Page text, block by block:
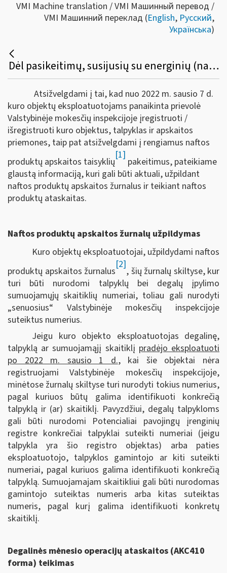
VMI Machine translation / VMI Машинный перевод /
VMI Машинний переклад (English, Русский,
Українська)
Dėl pasikeitimų, susijusių su energinių (naftos) produktų apskaita ir ataskaitų teikimu
Atsižvelgdami į tai, kad nuo 2022 m. sausio 7 d.
kuro objektų eksploatuotojams panaikinta prievolė
Valstybinėje mokesčių inspekcijoje įregistruoti /
išregistruoti kuro objektus, talpyklas ir apskaitos
priemones, taip pat atsižvelgdami į rengiamus naftos
produktų apskaitos taisyklių
[1]
pakeitimus, pateikiame
glaustą informaciją, kuri gali būti aktuali, užpildant
naftos produktų apskaitos žurnalus ir teikiant naftos
produktų ataskaitas.
Naftos produktų apskaitos žurnalų užpildymas
Kuro objektų eksploatuotojai, užpildydami naftos
produktų apskaitos žurnalus
[2]
, šių žurnalų skiltyse, kur
turi būti nurodomi talpyklų bei degalų įpylimo
sumuojamųjų skaitiklių numeriai, toliau gali nurodyti
„senuosius“ Valstybinėje mokesčių inspekcijoje
suteiktus numerius.
Jeigu kuro objekto eksploatuotojas degalinę,
talpyklą ar sumuojamąjį skaitiklį pradėjo eksploatuoti
po 2022 m. sausio 1 d., kai šie objektai nėra
registruojami Valstybinėje mokesčių inspekcijoje,
minėtose žurnalų skiltyse turi nurodyti tokius numerius,
pagal kuriuos būtų galima identifikuoti konkrečią
talpyklą ir (ar) skaitiklį. Pavyzdžiui, degalų talpykloms
gali būti nurodomi Potencialiai pavojingų įrenginių
registre konkrečiai talpyklai suteikti numeriai (jeigu
talpykla yra šio registro objektas) arba paties
eksploatuotojo, talpyklos gamintojo ar kiti suteikti
numeriai, pagal kuriuos galima identifikuoti konkrečią
talpyklą. Sumuojamajam skaitikliui gali būti nurodomas
gamintojo suteiktas numeris arba kitas suteiktas
numeris, pagal kurį galima identifikuoti konkretų
skaitiklį.
Degalinės mėnesio operacijų ataskaitos (AKC410
forma) teikimas